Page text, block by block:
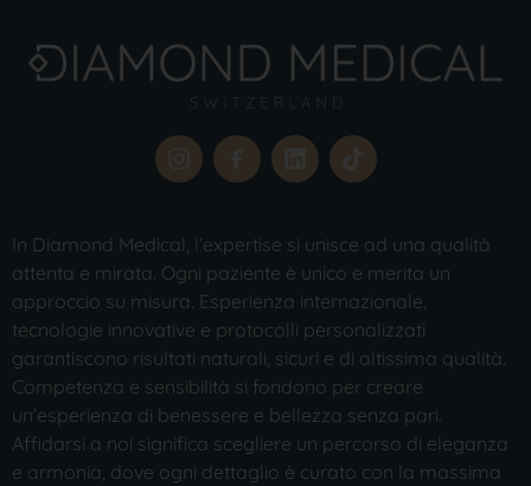
In Diamond Medical, l’expertise si unisce ad una qualità
attenta e mirata. Ogni paziente è unico e merita un
approccio su misura. Esperienza internazionale,
tecnologie innovative e protocolli personalizzati
garantiscono risultati naturali, sicuri e di altissima qualità.
Competenza e sensibilità si fondono per creare
un’esperienza di benessere e bellezza senza pari.
Affidarsi a noi significa scegliere un percorso di eleganza
e armonia, dove ogni dettaglio è curato con la massima